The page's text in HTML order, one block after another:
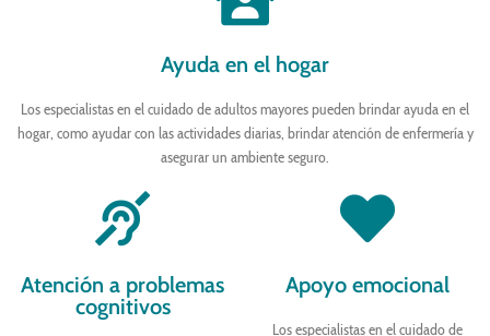
Ayuda en el hogar
Los especialistas en el cuidado de adultos mayores pueden brindar ayuda en el
hogar, como ayudar con las actividades diarias, brindar atención de enfermería y
asegurar un ambiente seguro.
Atención a problemas
cognitivos
Apoyo emocional
Los especialistas en el cuidado de